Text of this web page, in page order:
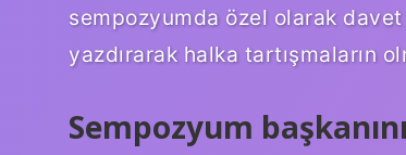
sempozyumda özel olarak
yazdırarak halka tartışmaların
Sempozyum